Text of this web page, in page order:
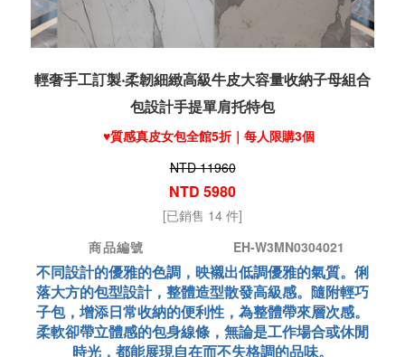
輕奢手工訂製‧柔韌細緻高級牛皮大容量收納子母組合
包設計手提單肩托特包
♥️質感真皮女包全館5折｜每人限購3個
NTD 11960
NTD 5980
[已銷售 14 件]
商品編號
EH-W3MN0304021
不同設計的優雅的色調，映襯出低調優雅的氣質。俐
落大方的包型設計，整體造型散發高級感。隨附輕巧
子包，增添日常收納的便利性，為整體帶來層次感。
柔軟卻帶立體感的包身線條，無論是工作場合或休閒
時光，都能展現自在而不失格調的品味。